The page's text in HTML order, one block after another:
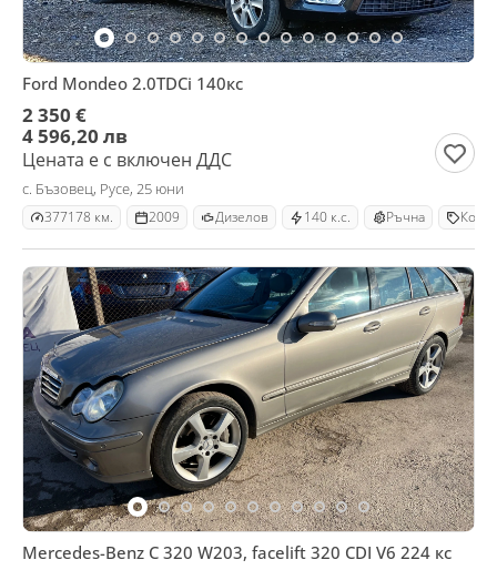
Ford Mondeo 2.0TDCi 140кс
2 350 €
4 596,20 лв
Цената е с включен ДДС
с. Бъзовец, Русе, 25 юни
377178 км. 2009 Дизелов 140 к.с. Ръчна
Mercedes-Benz C 320 W203, facelift 320 CDI V6 224 кс